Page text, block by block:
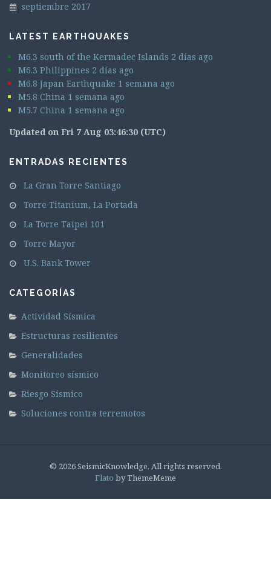
septiembre 2017
LATEST EARTHQUAKES
M6.3 south of the Kermadec Islands 2 días ago
M6.3 Philippines 2 días ago
M6.8 Japan Earthquake 1 semana ago
M5.8 China 1 semana ago
M5.7 China 1 semana ago
Updated on Fri 7 Aug 03:46:30 (UTC)
ENTRADAS RECIENTES
La Gran Torre Santiago
Torre Titanium, La Portada
La Torre Taipei 101
Torre Mayor
U.S. Bank Tower
CATEGORÍAS
Actividad Sísmica
Estructuras resilientes
Generalidades
Monitoreo sísmico
Riesgo Sísmico
Soluciones contra terremotos
© 2026 SeismicKnowledge. All rights reserved.
Flato by ThemeMeme